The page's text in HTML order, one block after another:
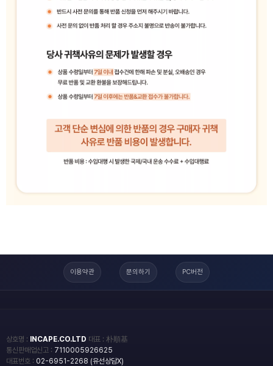
이용약관 문의하기 PC버전
상호명 : INCAPE.CO.LTD 대표 : 朴順基
통신판매업신고 : 7110005926625
대표번호 : 02-6951-2268 (유선상담X)